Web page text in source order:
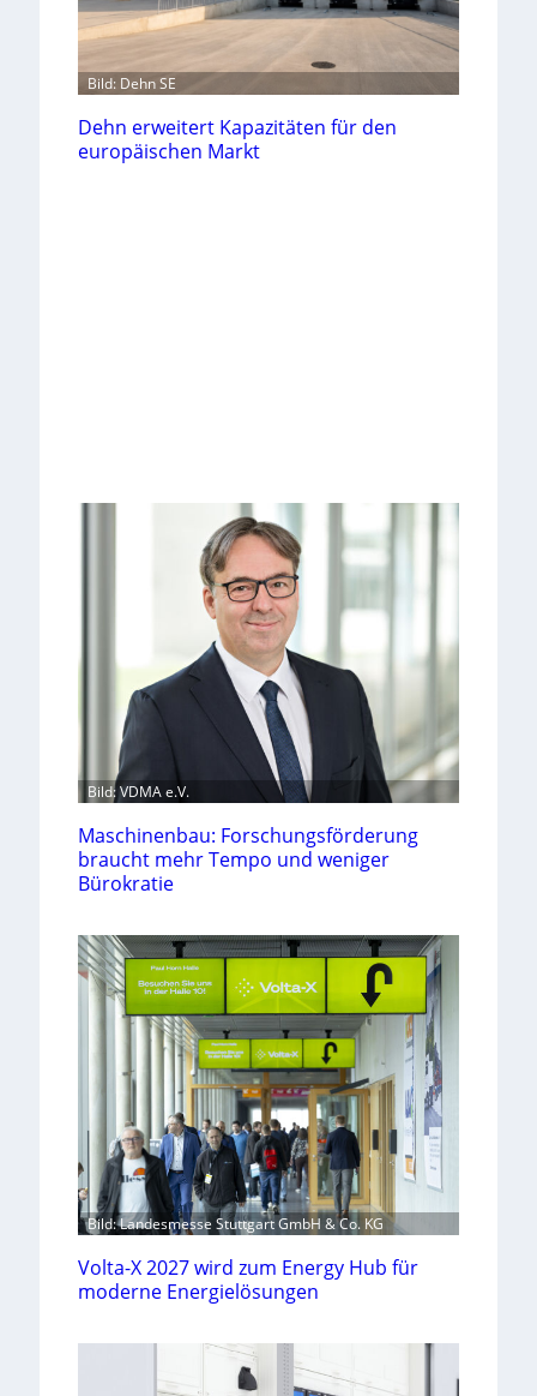
Bild: Dehn SE
Dehn erweitert Kapazitäten für den
europäischen Markt
Bild: VDMA e.V.
Maschinenbau: Forschungsförderung
braucht mehr Tempo und weniger
Bürokratie
Bild: Landesmesse Stuttgart GmbH & Co. KG
Volta-X 2027 wird zum Energy Hub für
moderne Energielösungen